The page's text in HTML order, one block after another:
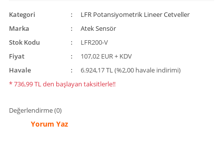
Kategori
LFR Potansiyometrik Lineer Cetveller
Marka
Atek Sensör
Stok Kodu
LFR200-V
Fiyat
107,02 EUR + KDV
Havale
6.924,17 TL (%2,00 havale indirimi)
* 736,99 TL den başlayan taksitlerle!!
Değerlendirme (0)
Yorum Yaz